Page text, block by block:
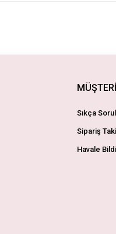
Sıkça
Sipariş
Havale